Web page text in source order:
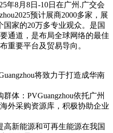
年8月8日-10日在广州.广交会
预计展商2000多家，展
国家的20万多专业观众。是国
通道，是布局全球网络的最佳
重要平台及贸易导向。
将致力于打造成华南
体：PVGuangzhou依托广州
外采购资源库，积极协助企业
新能源和可再生能源在我国